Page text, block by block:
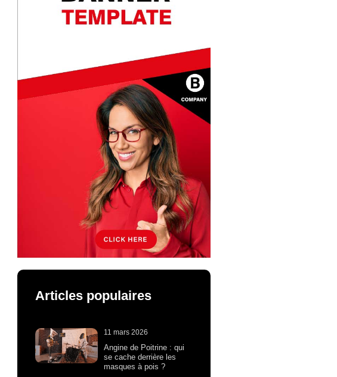
Articles populaires
11 mars 2026
Angine de Poitrine : qui
se cache derrière les
masques à pois ?